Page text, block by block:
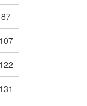
87
107
122
131